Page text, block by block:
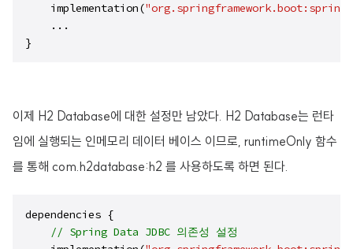
    implementation(
    ...
}
이제 H2 Database에 대한 설정만 남았다. H2 Database는 런타
임에 실행되는 인메모리 데이터 베이스 이므로, runtimeOnly 함수
를 통해 com.h2database:h2 를 사용하도록 하면 된다.
dependencies {
// Spring Data JDBC 의존성 설정